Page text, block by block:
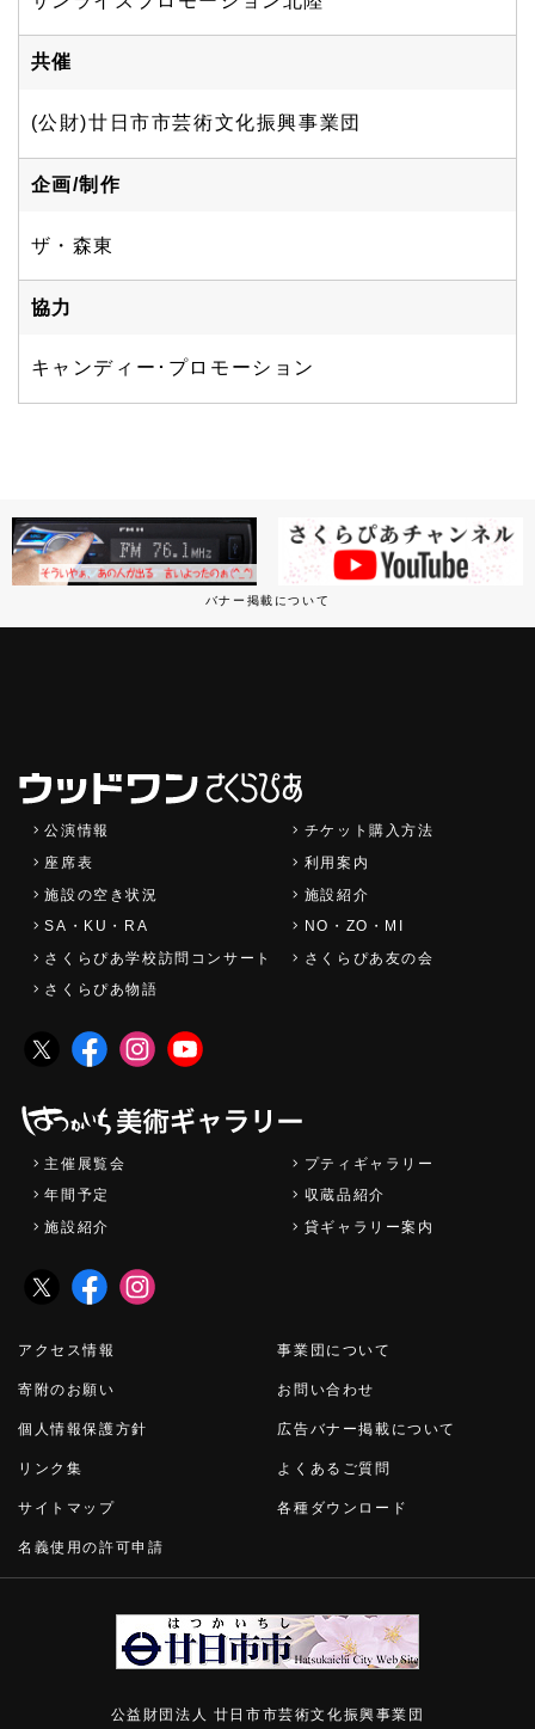
共催
(公財)廿日市市芸術文化振興事業団
企画/制作
ザ・森東
協力
キャンディー･プロモーション
バナー掲載について
公演情報
チケット購入方法
座席表
利用案内
施設の空き状況
施設紹介
SA・KU・RA
NO・ZO・MI
さくらぴあ学校訪問コンサート
さくらぴあ友の会
さくらぴあ物語
主催展覧会
プティギャラリー
年間予定
収蔵品紹介
施設紹介
貸ギャラリー案内
アクセス情報 事業団について
寄附のお願い お問い合わせ
個人情報保護方針 広告バナー掲載について
リンク集 よくあるご質問
サイトマップ 各種ダウンロード
名義使用の許可申請
公益財団法人 廿日市市芸術文化振興事業団